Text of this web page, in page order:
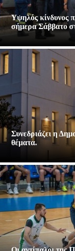
Υψηλός κίνδυνος
σήμερα Σάββατο
Συνεδριάζει η
θέματα.